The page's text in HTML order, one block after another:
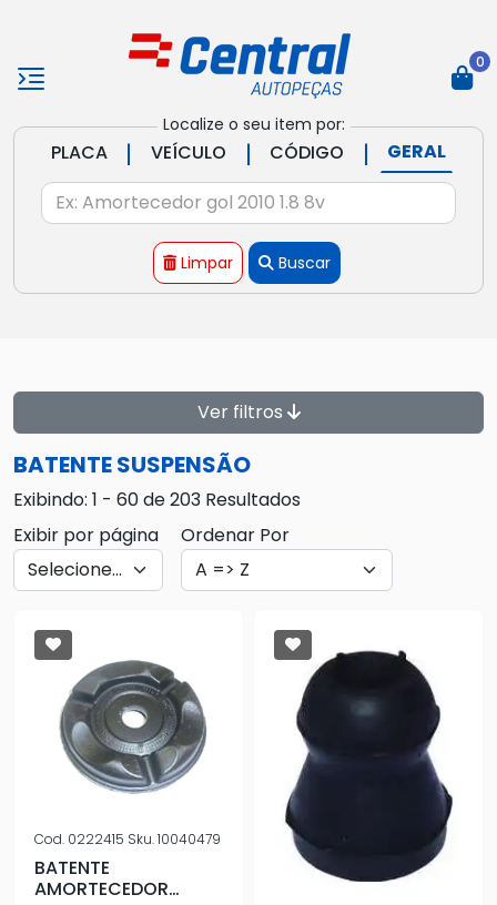
Localize o seu item por:
PLACA | VEÍCULO | CÓDIGO | GERAL
Limpar Buscar
0
Ver filtros
BATENTE SUSPENSÃO
Exibindo: 1 - 60 de 203 Resultados
Exibir por página
Ordenar Por
Cod. 0222415 Sku.10040479
BATENTE
AMORTECEDOR